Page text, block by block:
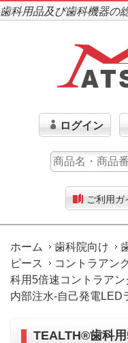
歯科用品及び歯科機器の
ログイン
ご利用ガ
ホーム 歯科院向け
ピース
コントラアン
科用5倍速コントラア
内部注水-自己発電LED
TEALTH®歯科